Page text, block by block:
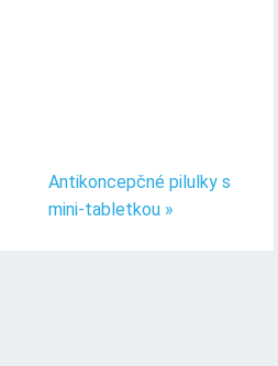
Antikoncepčné pilulky s
mini-tabletkou »